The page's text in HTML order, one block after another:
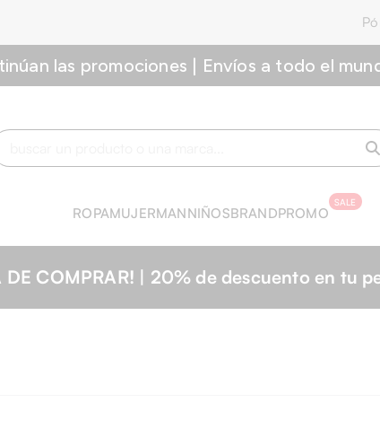
las promociones | Envíos a todo el
ROPAMUJERMANNIÑOSBRANDPROMO
SALE
tu pedido. Código: SALE20 | ¡Date